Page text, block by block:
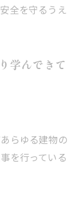
全を守るうえ
学んできて
らゆる建物の
を行っている